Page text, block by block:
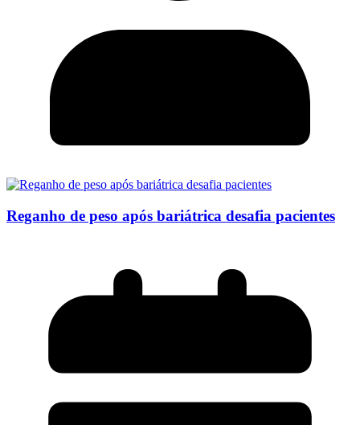
Reganho de peso após bariátrica desafia pacientes